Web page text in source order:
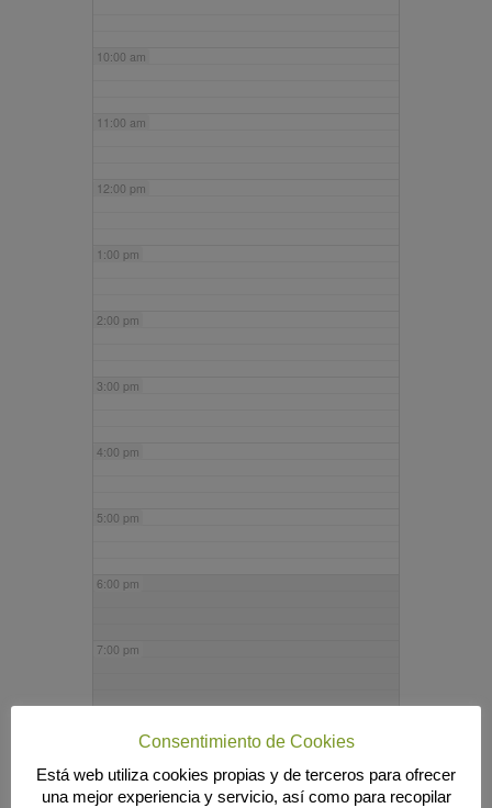
10:00 am
11:00 am
12:00 pm
1:00 pm
2:00 pm
3:00 pm
4:00 pm
5:00 pm
6:00 pm
7:00 pm
9:00 pm
Consentimiento de Cookies
Está web utiliza cookies propias y de terceros para ofrecer
una mejor experiencia y servicio, así como para recopilar